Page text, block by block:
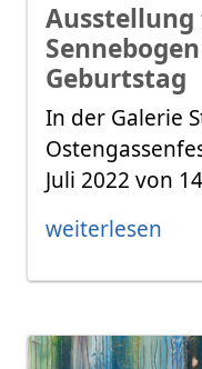
Geburtstag
In der Galerie
Juli 2022 von
weiterlesen